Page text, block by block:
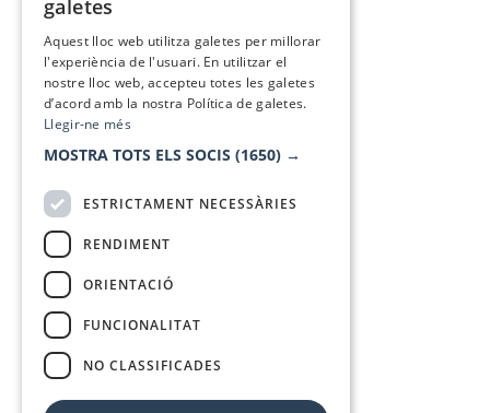
galetes
Aquest lloc web utilitza galetes per millorar
l'experiència de l'usuari. En utilitzar el
nostre lloc web, accepteu totes les galetes
d’acord amb la nostra Política de galetes.
Llegir-ne més
MOSTRA TOTS ELS SOCIS (1650) →
ESTRICTAMENT NECESSÀRIES
RENDIMENT
ORIENTACIÓ
FUNCIONALITAT
NO CLASSIFICADES